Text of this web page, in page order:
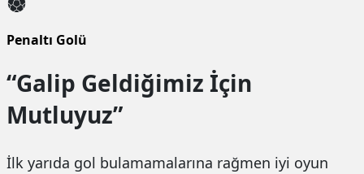
Penaltı Golü
“Galip Geldiğimiz İçin
Mutluyuz”
İlk yarıda gol bulamamalarına rağmen iyi oyun